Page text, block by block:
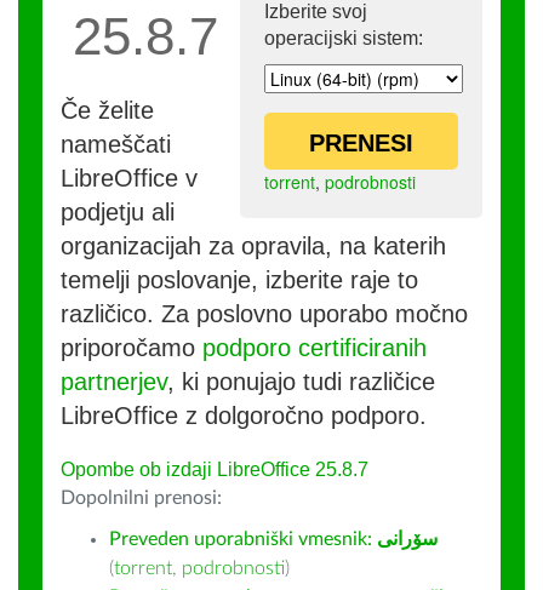
Izberite svoj
operacijski sistem:
PRENESI
torrent, podrobnosti
25.8.7
Če želite
nameščati
LibreOffice v
podjetju ali
organizacijah za opravila, na katerih
temelji poslovanje, izberite raje to
različico. Za poslovno uporabo močno
priporočamo podporo certificiranih
partnerjev, ki ponujajo tudi različice
LibreOffice z dolgoročno podporo.
Opombe ob izdaji LibreOffice 25.8.7
Dopolnilni prenosi:
Preveden uporabniški vmesnik: سۆرانی
(torrent, podrobnosti)